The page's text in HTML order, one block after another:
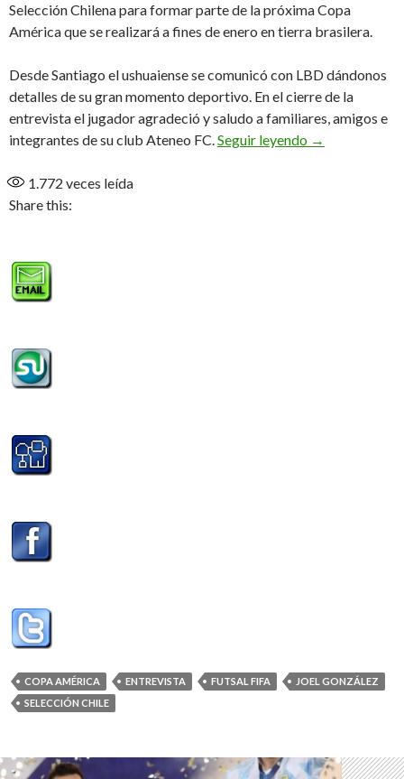
Selección Chilena para formar parte de la próxima Copa
América que se realizará a fines de enero en tierra brasilera.
Desde Santiago el ushuaiense se comunicó con LBD dándonos
detalles de su gran momento deportivo. En el cierre de la
entrevista el jugador agradeció y saludo a familiares, amigos e
integrantes de su club Ateneo FC.Seguir leyendo «Tenemos las
→
1.772 veces leída
Share this:
COPA AMÉRICA ENTREVISTA FUTSAL FIFA
JOEL GONZÁLEZ
SELECCIÓN CHILE